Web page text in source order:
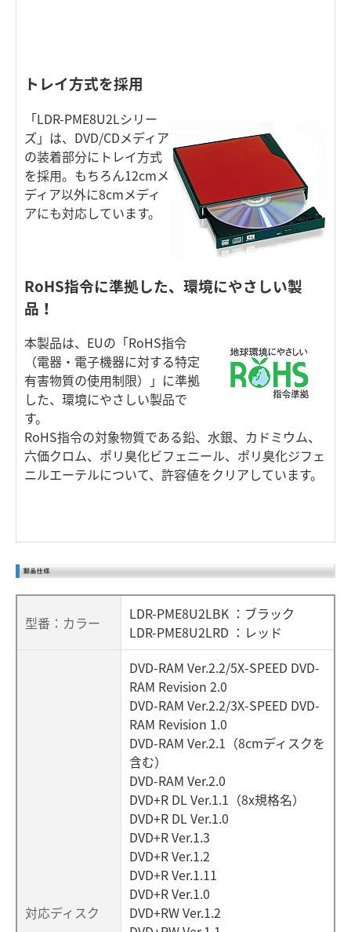
トレイ方式を採用
「LDR-PME8U2Lシリー
ズ」は、DVD/CDメディア
の装着部分にトレイ方式
を採用。もちろん12cmメ
ディア以外に8cmメディ
アにも対応しています。
RoHS指令に準拠した、環境にやさしい製
品！
本製品は、EUの「RoHS指令
（電器・電子機器に対する特定
有害物質の使用制限）」に準拠
した、環境にやさしい製品で
す。
RoHS指令の対象物質である鉛、水銀、カドミウム、
六価クロム、ポリ臭化ビフェニール、ポリ臭化ジフェ
ニルエーテルについて、許容値をクリアしています。
型番：カラー
LDR-PME8U2LBK ：ブラック
LDR-PME8U2LRD ：レッド
対応ディスク
DVD-RAM Ver.2.2/5X-SPEED DVD-
RAM Revision 2.0
DVD-RAM Ver.2.2/3X-SPEED DVD-
RAM Revision 1.0
DVD-RAM Ver.2.1（8cmディスクを
含む）
DVD-RAM Ver.2.0
DVD+R DL Ver.1.1（8x規格名）
DVD+R DL Ver.1.0
DVD+R Ver.1.3
DVD+R Ver.1.2
DVD+R Ver.1.11
DVD+R Ver.1.0
DVD+RW Ver.1.2